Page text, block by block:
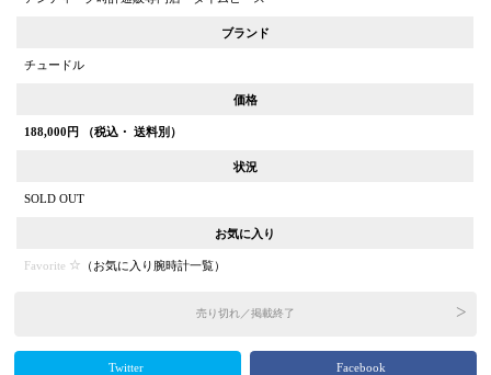
ブランド
チュードル
価格
188,000 円 （税込・ 送料別）
状況
SOLD OUT
お気に入り
Favorite （お気に入り腕時計一覧）
売り切れ／掲載終了
Twitter Facebook